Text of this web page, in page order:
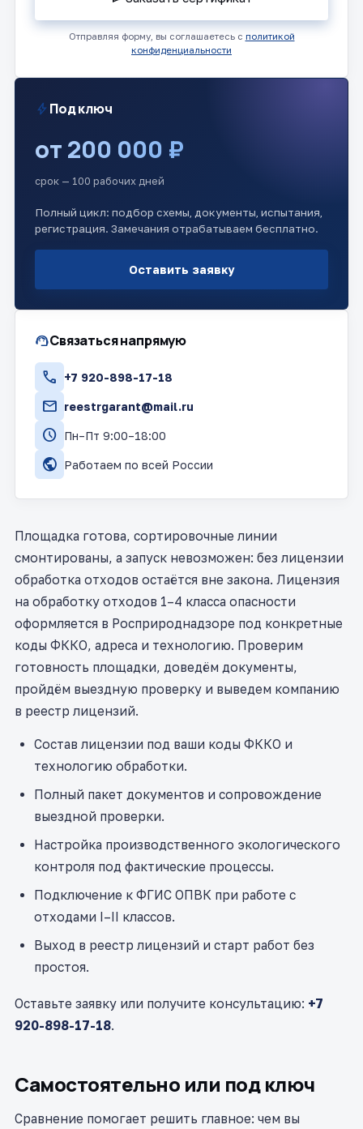
Площадка готова, сортировочные линии
смонтированы, а запуск невозможен: без лицензии
обработка отходов остаётся вне закона. Лицензия
на обработку отходов 1–4 класса опасности
оформляется в Росприроднадзоре под конкретные
коды ФККО, адреса и технологию. Проверим
готовность площадки, доведём документы,
пройдём выездную проверку и выведем компанию
в реестр лицензий.
Состав лицензии под ваши коды ФККО и
технологию обработки.
Полный пакет документов и сопровождение
выездной проверки.
Настройка производственного экологического
контроля под фактические процессы.
Подключение к ФГИС ОПВК при работе с
отходами I–II классов.
Выход в реестр лицензий и старт работ без
простоя.
Оставьте заявку или получите консультацию: +7
920-898-17-18.
Самостоятельно или под ключ
Сравнение помогает решить главное: чем вы
Отправляя форму, вы соглашаетесь с политикой
конфиденциальности
boltПод ключ
от 200 000 ₽
срок — 100 рабочих дней
Полный цикл: подбор схемы, документы, испытания,
регистрация. Замечания отрабатываем бесплатно.
Оставить заявку
support_agentСвязаться напрямую
call +7 920-898-17-18
mail reestrgarant@mail.ru
schedule Пн–Пт 9:00–18:00
public Работаем по всей России